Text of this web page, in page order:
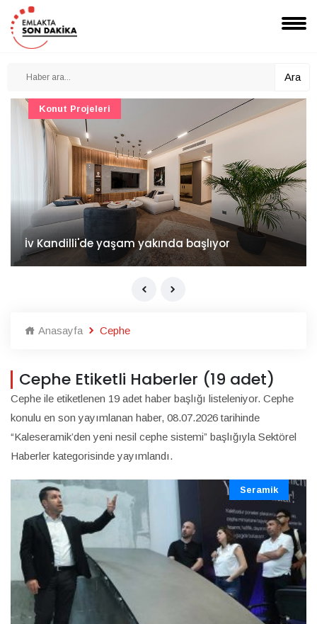
Ara
İv Kandilli'de yaşam yakında başlıyor
Konut Projeleri
Anasayfa Cephe
Cephe Etiketli Haberler (19 adet)
Cephe ile etiketlenen 19 adet haber başlığı listeleniyor. Cephe
konulu en son yayımlanan haber, 08.07.2026 tarihinde
“Kaleseramik’den yeni nesil cephe sistemi” başlığıyla Sektörel
Haberler kategorisinde yayımlandı.
Seramik